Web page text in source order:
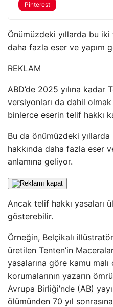
Pinterest
Önümüzdeki yıllarda bu
daha fazla eser ve yapım
REKLAM
ABD’de 2025 yılına kadar
versiyonları da dahil
binlerce eserin telif hakkı
Bu da önümüzdeki
hakkında daha fazla eser
anlamına geliyor.
Ancak telif hakkı yasaları
gösterebilir.
Örneğin, Belçikalı
üretilen Tenten’in
yasalarına göre kamu
korumalarının yazarın
Avrupa Birliği’nde (AB)
ölümünden 70 yıl